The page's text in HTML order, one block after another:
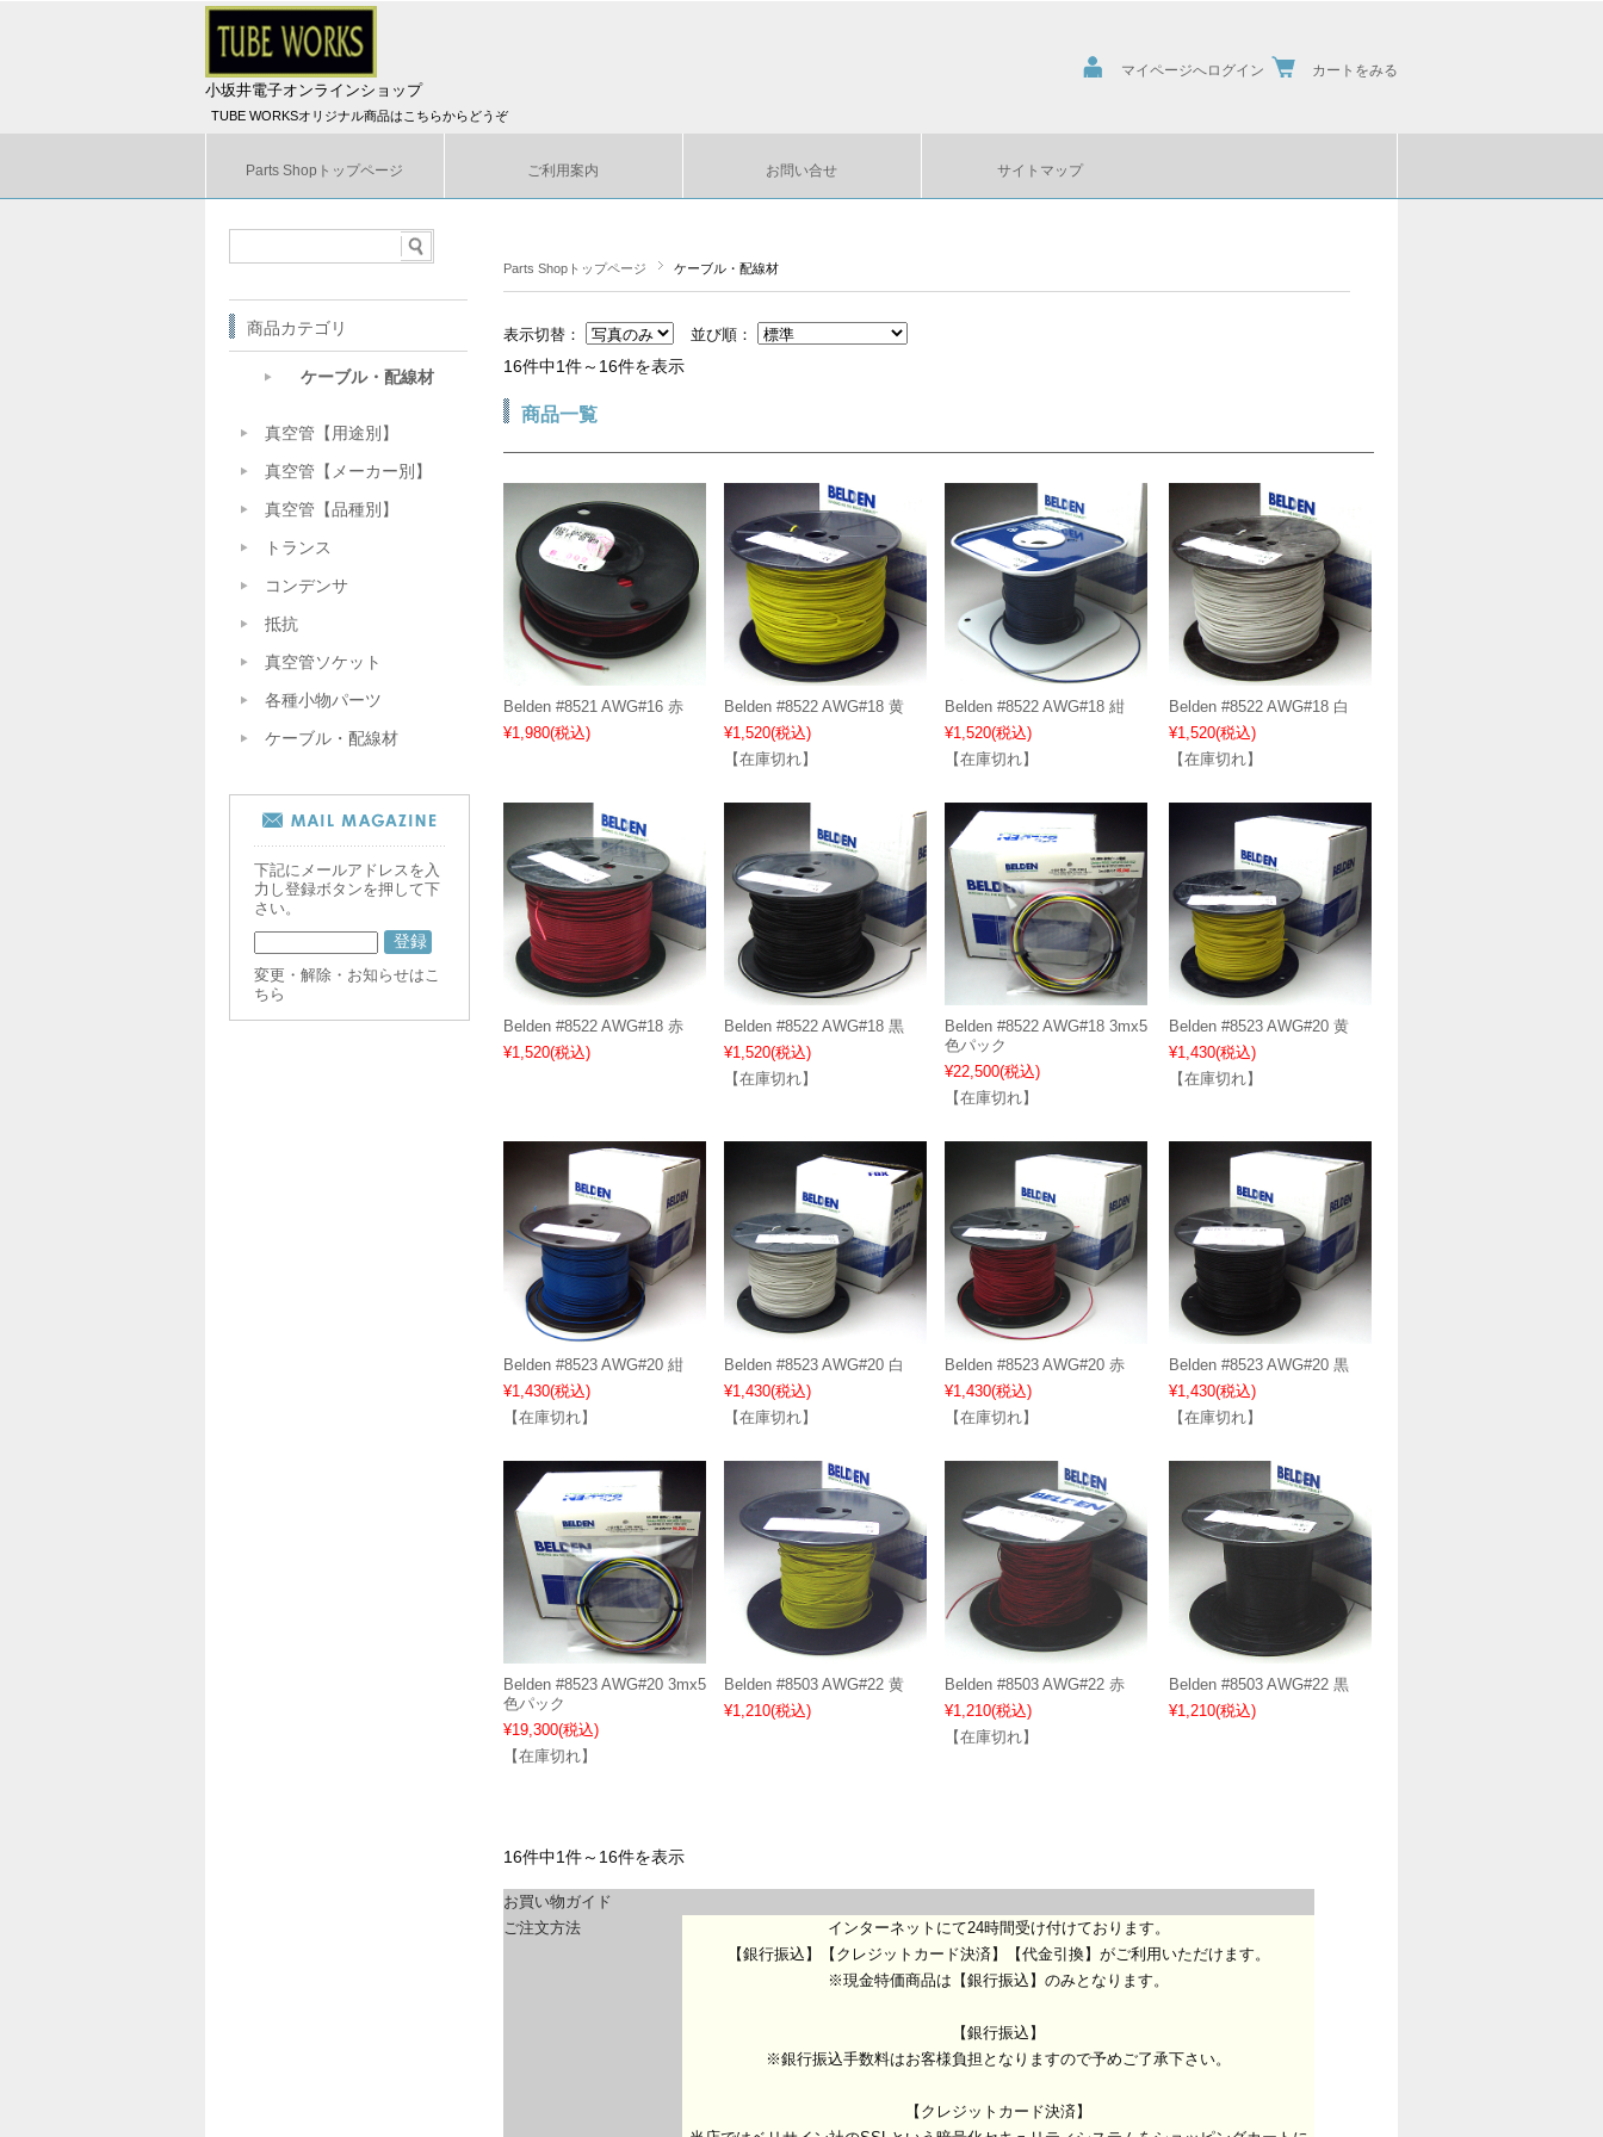
小坂井電子オンラインショップ
TUBE WORKSオリジナル商品はこちらからどうぞ
マイページへログイン カートをみる
Parts Shopトップページ ご利用案内 お問い合せ サイトマップ
Parts Shopトップページ ケーブル・配線材
表示切替： 並び順：
16件中1件～16件を表示
商品一覧
Belden #8521 AWG#16 赤
¥1,980(税込)
Belden #8522 AWG#18 黄
¥1,520(税込)
【在庫切れ】
Belden #8522 AWG#18 紺
¥1,520(税込)
【在庫切れ】
Belden #8522 AWG#18 白
¥1,520(税込)
【在庫切れ】
Belden #8522 AWG#18 赤
¥1,520(税込)
Belden #8522 AWG#18 黒
¥1,520(税込)
【在庫切れ】
Belden #8522 AWG#18 3mx5
色パック
¥22,500(税込)
【在庫切れ】
Belden #8523 AWG#20 黄
¥1,430(税込)
【在庫切れ】
Belden #8523 AWG#20 紺
¥1,430(税込)
【在庫切れ】
Belden #8523 AWG#20 白
¥1,430(税込)
【在庫切れ】
Belden #8523 AWG#20 赤
¥1,430(税込)
【在庫切れ】
Belden #8523 AWG#20 黒
¥1,430(税込)
【在庫切れ】
Belden #8523 AWG#20 3mx5
色パック
¥19,300(税込)
【在庫切れ】
Belden #8503 AWG#22 黄
¥1,210(税込)
Belden #8503 AWG#22 赤
¥1,210(税込)
【在庫切れ】
Belden #8503 AWG#22 黒
¥1,210(税込)
16件中1件～16件を表示
お買い物ガイド
ご注文方法
インターネットにて24時間受け付けております。
【銀行振込】【クレジットカード決済】【代金引換】がご利用いただけます。
※現金特価商品は【銀行振込】のみとなります。
【銀行振込】
※銀行振込手数料はお客様負担となりますので予めご了承下さい。
【クレジットカード決済】
商品カテゴリ
ケーブル・配線材
真空管【用途別】
真空管【メーカー別】
真空管【品種別】
トランス
コンデンサ
抵抗
真空管ソケット
各種小物パーツ
ケーブル・配線材
下記にメールアドレスを入
力し登録ボタンを押して下
さい。
変更・解除・お知らせはこ
ちら